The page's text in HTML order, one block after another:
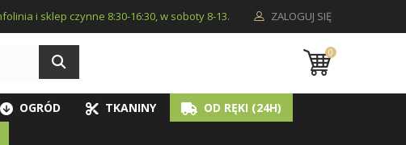
ZALOGUJ SIĘ
i sklep czynne 8:30-16:30, w soboty 8-13.
0
OGRÓD TKANINY
OD RĘKI (24H)